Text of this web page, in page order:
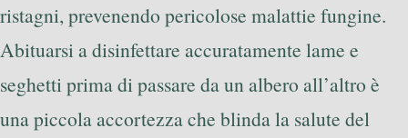
ristagni, prevenendo pericolose malattie fungine.
Abituarsi a disinfettare accuratamente lame e
seghetti prima di passare da un albero all’altro è
una piccola accortezza che blinda la salute del